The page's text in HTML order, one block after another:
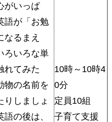
がいっぱ
語が「お勉
なるまえ
ろいろな単
れてみた
物の名前を
りしましょ
語の後は、
10時～10時4
0分
定員10組
子育て支援